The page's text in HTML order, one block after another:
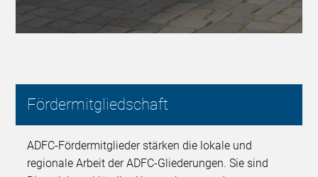
Fördermitgliedschaft
ADFC-Fördermitglieder stärken die lokale und
regionale Arbeit der ADFC-Gliederungen. Sie sind